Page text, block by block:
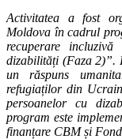
Activitatea a fost
Moldova în cadrul
recuperare
dizabilități (Faza 2)”.
un răspuns
refugiaților din
persoanelor cu
program este
finanțare CBM și